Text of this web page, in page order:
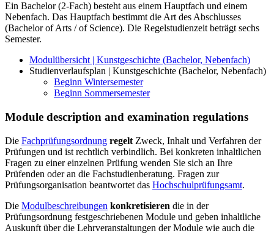
Ein Bachelor (2-Fach) besteht aus einem Hauptfach und einem
Nebenfach. Das Hauptfach bestimmt die Art des Abschlusses
(Bachelor of Arts / of Science). Die Regelstudienzeit beträgt sechs
Semester.
Modulübersicht | Kunstgeschichte (Bachelor, Nebenfach)
Studienverlaufsplan | Kunstgeschichte (Bachelor, Nebenfach)
Beginn Wintersemester
Beginn Sommersemester
Module description and examination regulations
Die Fachprüfungsordnung regelt Zweck, Inhalt und Verfahren der
Prüfungen und ist rechtlich verbindlich. Bei konkreten inhaltlichen
Fragen zu einer einzelnen Prüfung wenden Sie sich an Ihre
Prüfenden oder an die Fachstudienberatung. Fragen zur
Prüfungsorganisation beantwortet das Hochschulprüfungsamt.
Die Modulbeschreibungen konkretisieren die in der
Prüfungsordnung festgeschriebenen Module und geben inhaltliche
Auskunft über die Lehrveranstaltungen der Module wie auch die